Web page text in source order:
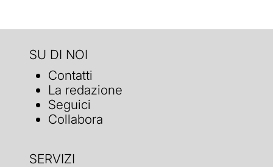
SU DI NOI
Contatti
La redazione
Seguici
Collabora
SERVIZI